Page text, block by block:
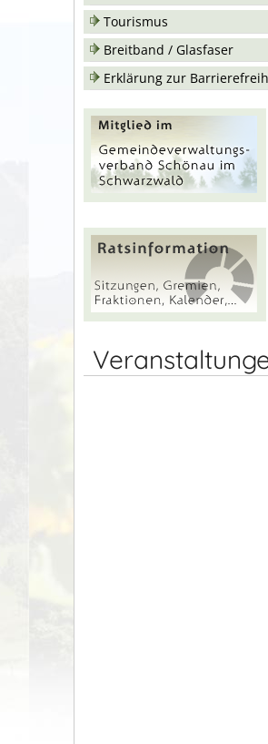
Tourismus
Breitband / Glasfaser
Erklärung zur